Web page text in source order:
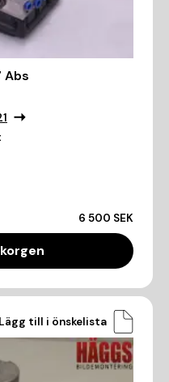
Abs
6 500 SEK
Lägg till i önskelista